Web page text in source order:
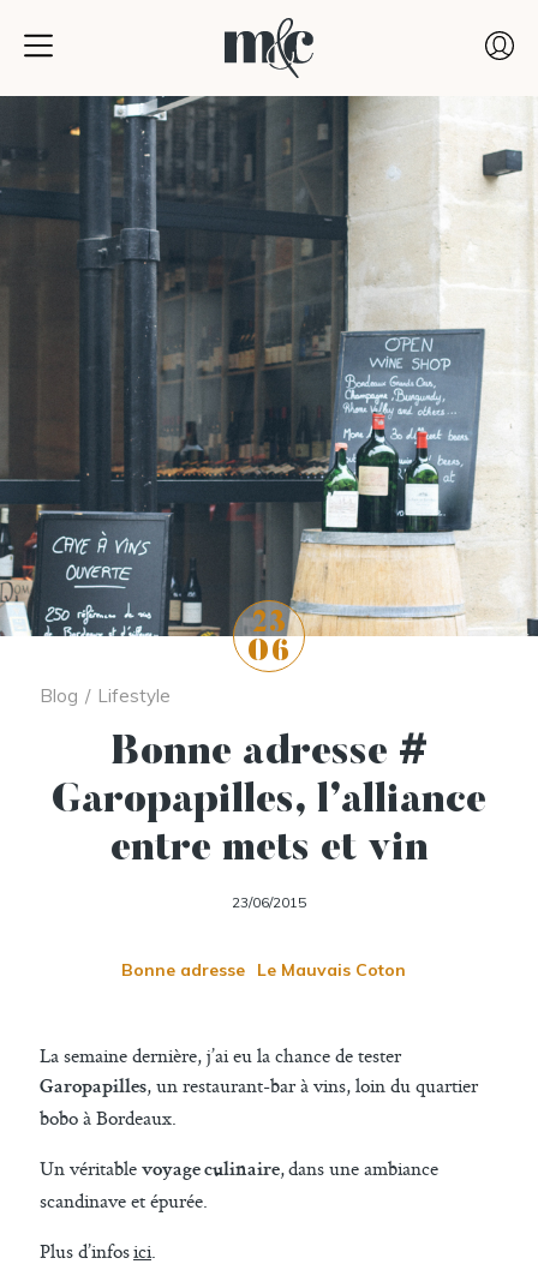
23
06
Blog / Lifestyle
Bonne adresse #
Garopapilles, l’alliance
entre mets et vin
23/06/2015
Bonne adresse Le Mauvais Coton
La semaine dernière, j’ai eu la chance de tester
Garopapilles, un restaurant-bar à vins, loin du quartier
bobo à Bordeaux.
Un véritable voyage culinaire, dans une ambiance
scandinave et épurée.
Plus d’infosici.